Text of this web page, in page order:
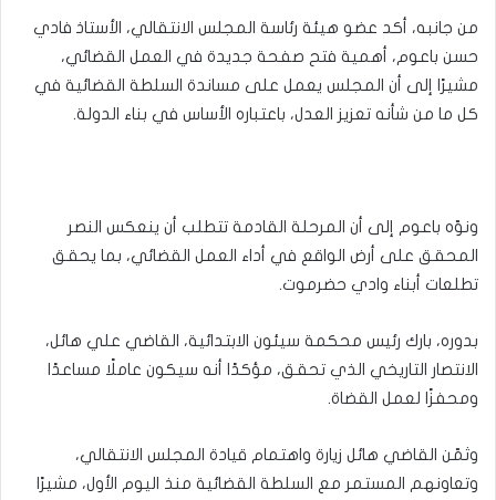
من جانبه، أكد عضو هيئة رئاسة المجلس الانتقالي، الأستاذ فادي
حسن باعوم، أهمية فتح صفحة جديدة في العمل القضائي،
مشيرًا إلى أن المجلس يعمل على مساندة السلطة القضائية في
كل ما من شأنه تعزيز العدل، باعتباره الأساس في بناء الدولة.
ونوّه باعوم إلى أن المرحلة القادمة تتطلب أن ينعكس النصر
المحقق على أرض الواقع في أداء العمل القضائي، بما يحقق
تطلعات أبناء وادي حضرموت.
بدوره، بارك رئيس محكمة سيئون الابتدائية، القاضي علي هائل،
الانتصار التاريخي الذي تحقق، مؤكدًا أنه سيكون عاملًا مساعدًا
ومحفزًا لعمل القضاة.
وثمّن القاضي هائل زيارة واهتمام قيادة المجلس الانتقالي،
وتعاونهم المستمر مع السلطة القضائية منذ اليوم الأول، مشيرًا